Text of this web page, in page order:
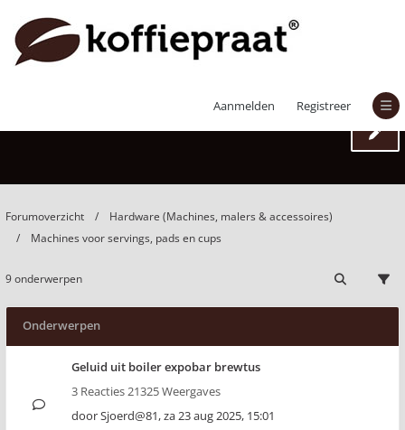
Aanmelden Registreer
Machines voor servings, pads en cups
Forumoverzicht
Hardware (Machines, malers & accessoires)
Machines voor servings, pads en cups
9 onderwerpen
Onderwerpen
Geluid uit boiler expobar brewtus
3 Reacties 21325 Weergaves
doorSjoerd@81,za 23 aug 2025, 15:01